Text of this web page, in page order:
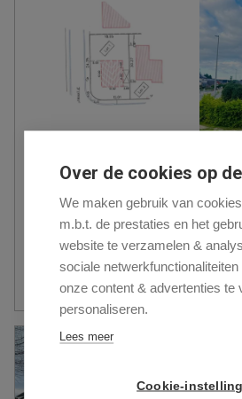
Grond te Kaulille
Fonteinstraat 1
IDEAAL GELEGEN
BEBOUWING TE KAULILLE
€ 143 000
Over de cookies op
We maken gebruik van
m.b.t. de prestaties en het
website te verzamelen &
sociale
onze content & advertenties te
personaliseren.
Lees meer
Cookie-